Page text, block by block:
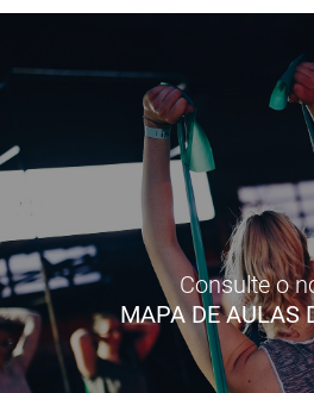
Consulte o
MAPA DE AULAS